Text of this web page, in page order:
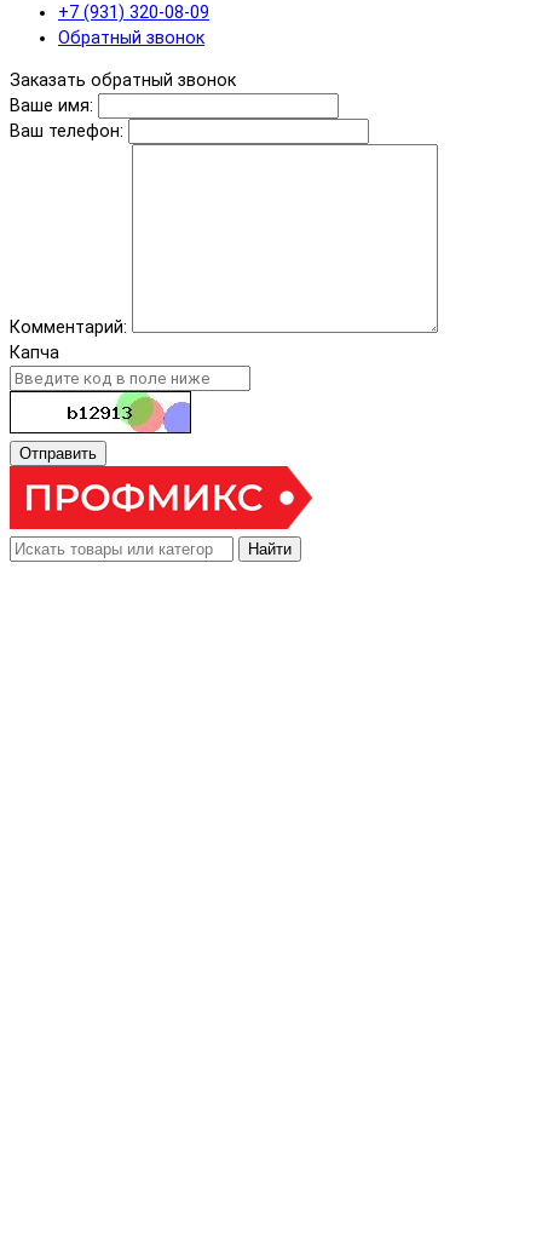
+7 (931) 320-08-09
Обратный звонок
Заказать обратный звонок
Ваше имя:
Ваш телефон:
Комментарий:
Капча
Отправить
Найти